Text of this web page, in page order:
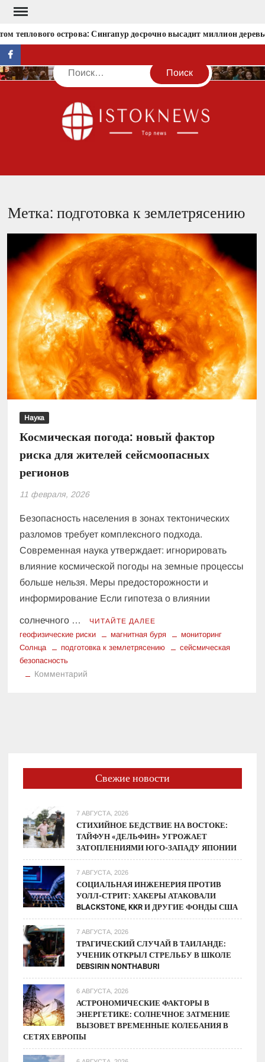
Перейти
содержимому
теплового острова: Сингапур досрочно высадит миллион
facebook
Поиск
Метка:подготовка к землетрясению
Наука
Космическая погода: новый фактор
риска для жителей сейсмоопасных
регионов
11 февраля, 2026
Безопасность населения в зонах тектонических
разломов требует комплексного подхода.
Современная наука утверждает: игнорировать
влияние космической погоды на земные процессы
больше нельзя. Меры предосторожности и
информирование Если гипотеза о влиянии
солнечного … ЧИТАЙТЕ ДАЛЕЕ
геофизические риски магнитная буря
мониторинг
Солнца
подготовка к землетрясению
сейсмическая
безопасность
Комментарий
жителей
сейсмоопасных
Свежие новости
7 АВГУСТА, 2026
СТИХИЙНОЕ БЕДСТВИЕ НА ВОСТОКЕ:
ТАЙФУН «ДЕЛЬФИН» УГРОЖАЕТ
ЗАТОПЛЕНИЯМИ ЮГО-ЗАПАДУ ЯПОНИИ
7 АВГУСТА, 2026
СОЦИАЛЬНАЯ ИНЖЕНЕРИЯ ПРОТИВ
УОЛЛ-СТРИТ: ХАКЕРЫ АТАКОВАЛИ
BLACKSTONE, KKR И ДРУГИЕ ФОНДЫ США
7 АВГУСТА, 2026
ТРАГИЧЕСКИЙ СЛУЧАЙ В ТАИЛАНДЕ:
УЧЕНИК ОТКРЫЛ СТРЕЛЬБУ В ШКОЛЕ
DEBSIRIN NONTHABURI
6 АВГУСТА, 2026
АСТРОНОМИЧЕСКИЕ ФАКТОРЫ В
ЭНЕРГЕТИКЕ: СОЛНЕЧНОЕ ЗАТМЕНИЕ
ВЫЗОВЕТ ВРЕМЕННЫЕ КОЛЕБАНИЯ В
СЕТЯХ ЕВРОПЫ